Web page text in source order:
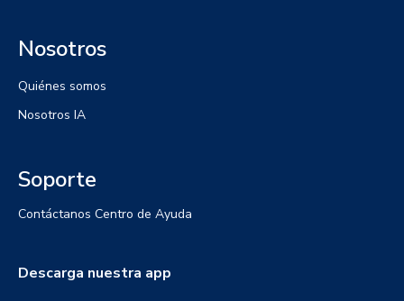
Nosotros
Quiénes somos
Nosotros IA
Soporte
Contáctanos Centro de Ayuda
Descarga nuestra app